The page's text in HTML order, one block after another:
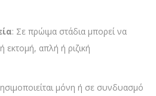
: Σε πρώιμα στάδια μπορεί να
εκτομή, απλή ή ριζική
μόνη ή σε συνδυασμό